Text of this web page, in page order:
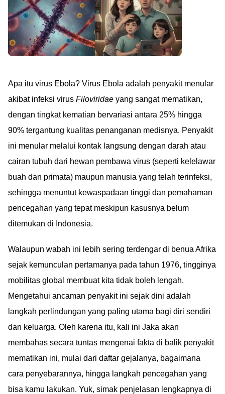
Apa itu virus Ebola? Virus Ebola adalah penyakit menular
akibat infeksi virus Filoviridae yang sangat mematikan,
dengan tingkat kematian bervariasi antara 25% hingga
90% tergantung kualitas penanganan medisnya. Penyakit
ini menular melalui kontak langsung dengan darah atau
cairan tubuh dari hewan pembawa virus (seperti kelelawar
buah dan primata) maupun manusia yang telah terinfeksi,
sehingga menuntut kewaspadaan tinggi dan pemahaman
pencegahan yang tepat meskipun kasusnya belum
ditemukan di Indonesia.
Walaupun wabah ini lebih sering terdengar di benua Afrika
sejak kemunculan pertamanya pada tahun 1976, tingginya
mobilitas global membuat kita tidak boleh lengah.
Mengetahui ancaman penyakit ini sejak dini adalah
langkah perlindungan yang paling utama bagi diri sendiri
dan keluarga. Oleh karena itu, kali ini Jaka akan
membahas secara tuntas mengenai fakta di balik penyakit
mematikan ini, mulai dari daftar gejalanya, bagaimana
cara penyebarannya, hingga langkah pencegahan yang
bisa kamu lakukan. Yuk, simak penjelasan lengkapnya di